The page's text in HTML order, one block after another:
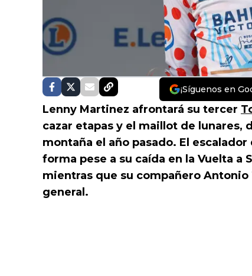
¡Síguenos en
Lenny Martinez afrontará su tercer
cazar etapas y el maillot de lunares,
montaña el año pasado. El
forma pese a su caída en la Vuelta a
mientras que su compañero
general.